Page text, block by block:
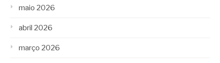
maio 2026
abril 2026
março 2026